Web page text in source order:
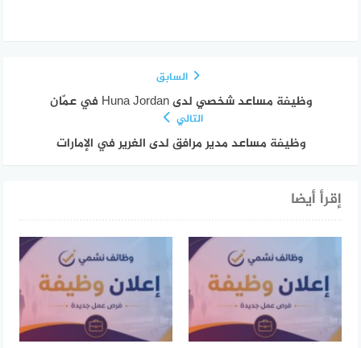
السابق
وظيفة مساعد شخصي لدى Huna Jordan في عمّان
التالي
وظيفة مساعد مدير مرافق لدى الغرير في الإمارات
إقرأ أيضا